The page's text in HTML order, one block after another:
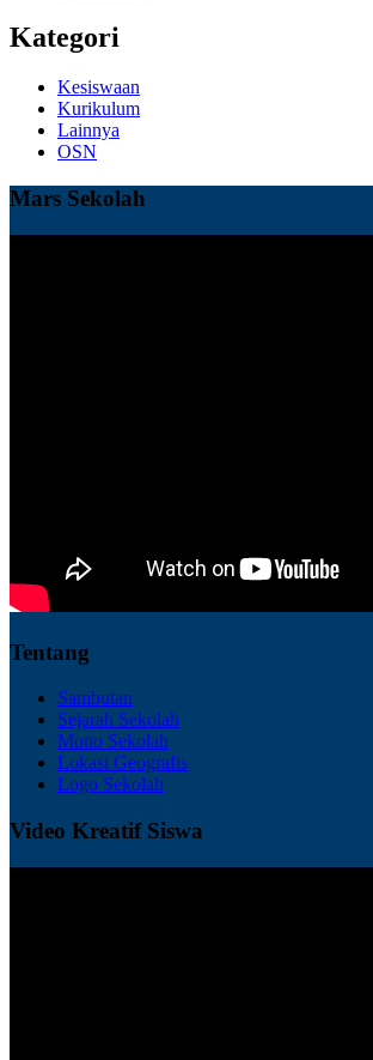
Kategori
Kesiswaan
Kurikulum
Lainnya
OSN
Mars Sekolah
Tentang
Sambutan
Sejarah Sekolah
Motto Sekolah
Lokasi Geografis
Logo Sekolah
Video Kreatif Siswa